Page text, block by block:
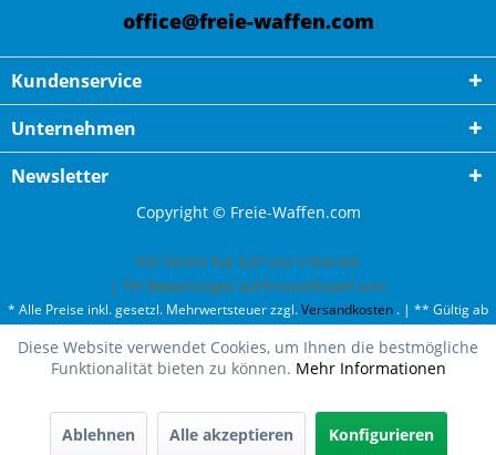
office@freie-waffen.com
Kundenservice
Unternehmen
Newsletter
Copyright © Freie-Waffen.com
ESC GmbH hat 4,87von 5Sternen
| 791 Bewertungen auf ProvenExpert.com
* Alle Preise inkl. gesetzl. Mehrwertsteuer zzgl.Versandkosten . | ** Gültig ab
ausgenommen Gefahrgut. Weitere Ländern finden Sie unterVersandkosten
Diese Website verwendet Cookies, um Ihnen die bestmögliche
Funktionalität bieten zu können. Mehr Informationen
Ablehnen Alle akzeptieren Konfigurieren